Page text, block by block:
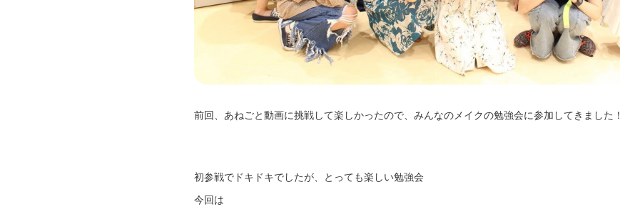
前回、あねごと動画に挑戦して楽しかったので、みんなのメイクの勉強会に参加してきました！
初参戦でドキドキでしたが、とっても楽しい勉強会
今回は